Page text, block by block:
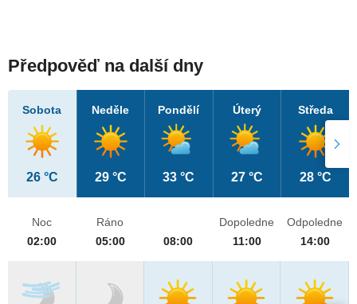
Předpověď na další dny
Sobota
26 °C
Neděle
29 °C
Pondělí
33 °C
Úterý
27 °C
Středa
28 °C
Noc
02:00
Ráno
05:00
08:00
Dopoledne
11:00
Odpoledne
14:00